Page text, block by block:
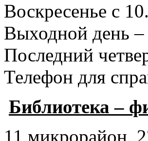
Воскресенье с
Выходной день –
Последний
Телефон для
Библиотека –
11 микрорайон,